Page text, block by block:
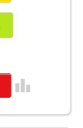
leaderboard